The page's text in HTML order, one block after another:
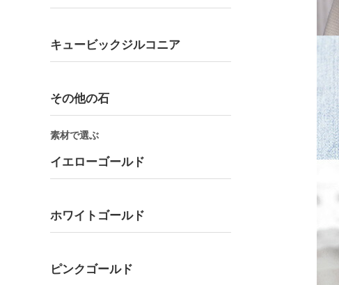
キュービックジルコニア
その他の石
素材で選ぶ
イエローゴールド
ホワイトゴールド
ピンクゴールド